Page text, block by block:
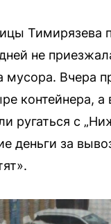
Тимирязева
не
мусора. Вчера
контейнера, а
ругаться с
деньги за